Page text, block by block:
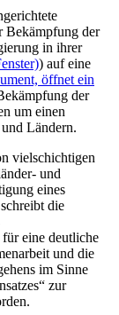
Bekämpfung der
in ihrer
) auf eine
öffnet ein
der
um einen
Ländern.
vielschichtigen
und
eines
die
eine deutliche
und die
im Sinne
zur